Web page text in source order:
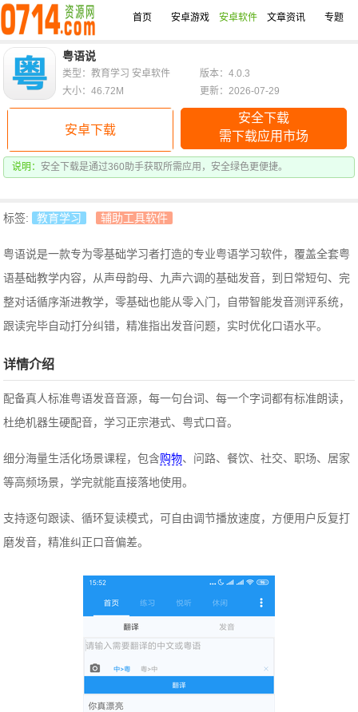
首页 安卓游戏 安卓软件 文章资讯 专题
粤语说
安卓下载
安全下载
需下载应用市场
说明： 安全下载是通过360助手获取所需应用，安全绿色更便捷。
类型：教育学习 安卓软件
版本：4.0.3
大小：46.72M
更新：2026-07-29
标签: 教育学习 辅助工具软件
粤语说是一款专为零基础学习者打造的专业粤语学习软件，覆盖全套粤
语基础教学内容，从声母韵母、九声六调的基础发音，到日常短句、完
整对话循序渐进教学，零基础也能从零入门， 自带智能发音测评系统，
跟读完毕自动打分纠错，精准指出发音问题，实时优化口语水平。
详情介绍
配备真人标准粤语发音音源，每一句台词、每一个字词都有标准朗读，
杜绝机器生硬配音，学习正宗港式、粤式口音。
细分海量生活化场景课程，包含购物、问路、餐饮、社交、职场、居家
等高频场景，学完就能直接落地使用。
支持逐句跟读、循环复读模式，可自由调节播放速度，方便用户反复打
磨发音，精准纠正口音偏差。